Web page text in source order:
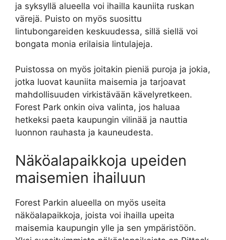
ja syksyllä alueella voi ihailla kauniita ruskan
värejä. Puisto on myös suosittu
lintubongareiden keskuudessa, sillä siellä voi
bongata monia erilaisia lintulajeja.
Puistossa on myös joitakin pieniä puroja ja jokia,
jotka luovat kauniita maisemia ja tarjoavat
mahdollisuuden virkistävään kävelyretkeen.
Forest Park onkin oiva valinta, jos haluaa
hetkeksi paeta kaupungin vilinää ja nauttia
luonnon rauhasta ja kauneudesta.
Näköalapaikkoja upeiden
maisemien ihailuun
Forest Parkin alueella on myös useita
näköalapaikkoja, joista voi ihailla upeita
maisemia kaupungin ylle ja sen ympäristöön.